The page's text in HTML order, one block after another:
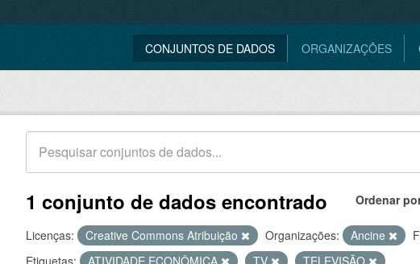
CONJUNTOS DE DADOS ORGANIZAÇÕES
Ordenar
1 conjunto de dados encontrado
Licenças: Creative Commons Atribuição Organizações: Ancine
Etiquetas:
ATIVIDADE ECONÔMICA TV TELEVISÃO